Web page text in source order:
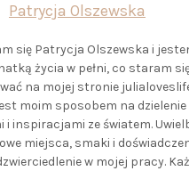
Patrycja Olszewska
się Patrycja Olszewska i
życia w pełni, co staram
na mojej stronie
moim sposobem na dzielenie
i inspiracjami ze światem.
miejsca, smaki i
w mojej pracy.